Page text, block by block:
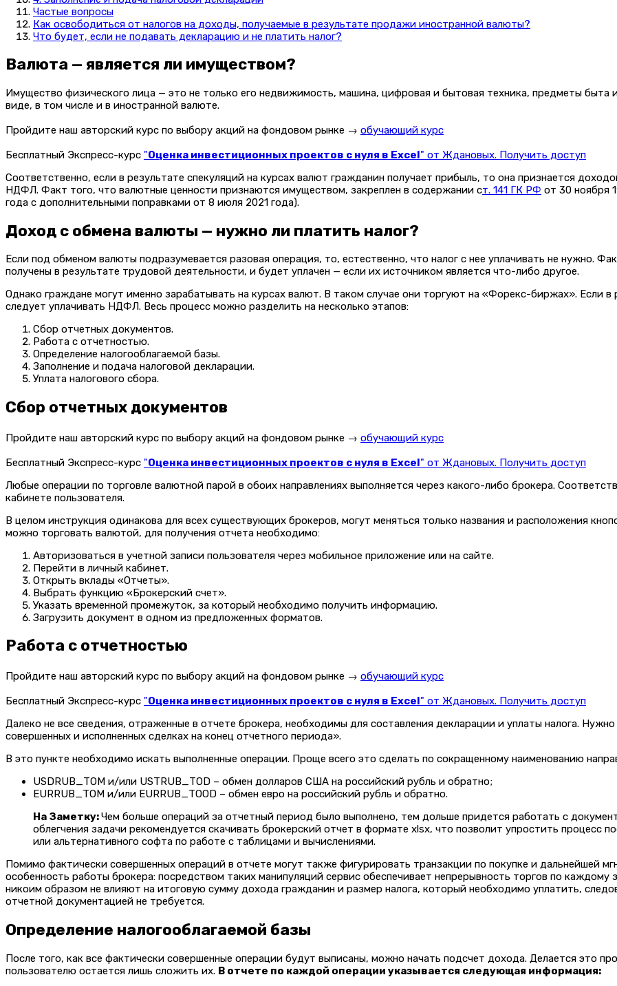
Частые вопросы
Как освободиться от налогов на доходы, получаемые в результате продажи иностранной валюты?
Что будет, если не подавать декларацию и не платить налог?
Валюта — является ли имуществом?
Имущество физического лица — это не только его недвижимость, машина, цифровая и бытовая техника, предметы
виде, в том числе и в иностранной валюте.
Пройдите наш авторский курс по выбору акций на фондовом рынке → обучающий курс
Бесплатный Экспресс-курс "Оценка инвестиционных проектов с нуля в Excel" от Ждановых. Получить доступ
Соответственно, если в результате спекуляций на курсах валют гражданин получает прибыль, то она признается
НДФЛ. Факт того, что валютные ценности признаются имуществом, закреплен в содержании ст. 141 ГК РФ от 30 ноября
года с дополнительными поправками от 8 июля 2021 года).
Доход с обмена валюты — нужно ли платить налог?
Если под обменом валюты подразумевается разовая операция, то, естественно, что налог с нее уплачивать не нужно.
получены в результате трудовой деятельности, и будет уплачен — если их источником является что-либо другое.
Однако граждане могут именно зарабатывать на курсах валют. В таком случае они торгуют на «Форекс-биржах». Если
следует уплачивать НДФЛ. Весь процесс можно разделить на несколько этапов:
Сбор отчетных документов.
Работа с отчетностью.
Определение налогооблагаемой базы.
Заполнение и подача налоговой декларации.
Уплата налогового сбора.
Сбор отчетных документов
Пройдите наш авторский курс по выбору акций на фондовом рынке → обучающий курс
Бесплатный Экспресс-курс "Оценка инвестиционных проектов с нуля в Excel" от Ждановых. Получить доступ
Любые операции по торговле валютной парой в обоих направлениях выполняется через какого-либо брокера.
кабинете пользователя.
В целом инструкция одинакова для всех существующих брокеров, могут меняться только названия и расположения
можно торговать валютой, для получения отчета необходимо:
Авторизоваться в учетной записи пользователя через мобильное приложение или на сайте.
Перейти в личный кабинет.
Открыть вклады «Отчеты».
Выбрать функцию «Брокерский счет».
Указать временной промежуток, за который необходимо получить информацию.
Загрузить документ в одном из предложенных форматов.
Работа с отчетностью
Пройдите наш авторский курс по выбору акций на фондовом рынке → обучающий курс
Бесплатный Экспресс-курс "Оценка инвестиционных проектов с нуля в Excel" от Ждановых. Получить доступ
Далеко не все сведения, отраженные в отчете брокера, необходимы для составления декларации и уплаты налога.
совершенных и исполненных сделках на конец отчетного периода».
В это пункте необходимо искать выполненные операции. Проще всего это сделать по сокращенному наименованию
USDRUB_TOM и/или USTRUB_TOD – обмен долларов США на российский рубль и обратно;
EURRUB_TOM и/или EURRUB_TOOD – обмен евро на российский рубль и обратно.
На Заметку:Чем больше операций за отчетный период было выполнено, тем дольше придется работать с
облегчения задачи рекомендуется скачивать брокерский отчет в формате xlsx, что позволит упростить процесс
или альтернативного софта по работе с таблицами и вычислениями.
Помимо фактически совершенных операций в отчете могут также фигурировать транзакции по покупке и дальнейшей
особенность работы брокера: посредством таких манипуляций сервис обеспечивает непрерывность торгов по каждому
никоим образом не влияют на итоговую сумму дохода гражданин и размер налога, который необходимо уплатить,
отчетной документацией не требуется.
Определение налогооблагаемой базы
После того, как все фактически совершенные операции будут выписаны, можно начать подсчет дохода. Делается это
пользователю остается лишь сложить их. В отчете по каждой операции указывается следующая информация: